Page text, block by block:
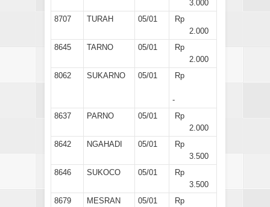
3.000
8707
TURAH 05/01
Rp
2.000
8645
TARNO 05/01
Rp
2.000
8062
SUKARNO 05/01 Rp
-
8637
PARNO 05/01
Rp
2.000
8642
NGAHADI 05/01
Rp
3.500
8646
SUKOCO 05/01
Rp
3.500
8679
MESRAN 05/01
Rp